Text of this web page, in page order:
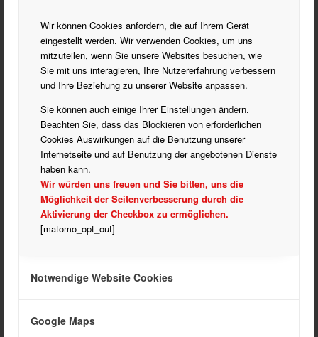
Wir können Cookies anfordern, die auf Ihrem Gerät
eingestellt werden. Wir verwenden Cookies, um uns
mitzuteilen, wenn Sie unsere Websites besuchen, wie
Sie mit uns interagieren, Ihre Nutzererfahrung verbessern
und Ihre Beziehung zu unserer Website anpassen.
Sie können auch einige Ihrer Einstellungen ändern.
Beachten Sie, dass das Blockieren von erforderlichen
Cookies Auswirkungen auf die Benutzung unserer
Internetseite und auf Benutzung der angebotenen Dienste
haben kann.
Wir würden uns freuen und Sie bitten, uns die
Möglichkeit der Seitenverbesserung durch die
Aktivierung der Checkbox zu ermöglichen.
[matomo_opt_out]
Notwendige Website Cookies
Google Maps
KATEGORIEN
Blasorchester
Bogenschießen
Fußball
Handball
Historisches Fechten
Laufen
Partner
Verein
Vorstand und Ausschuss